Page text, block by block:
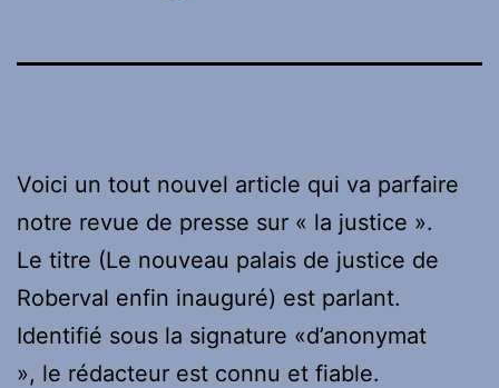
Voici un tout nouvel article qui va parfaire
notre revue de presse sur « la justice ».
Le titre (Le nouveau palais de justice de
Roberval enfin inauguré) est parlant.
Identifié sous la signature «d’anonymat
», le rédacteur est connu et fiable.